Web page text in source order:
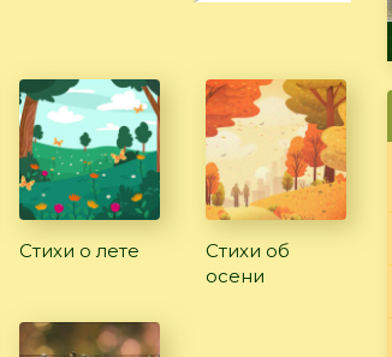
Стихи о лете
Стихи об
осени